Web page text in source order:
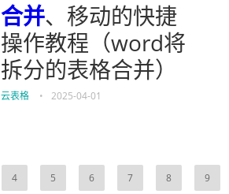
合并、移动的快捷
操作教程（word将
拆分的表格合并）
云表格 • 2025-04-01
4 5 6 7 8 9